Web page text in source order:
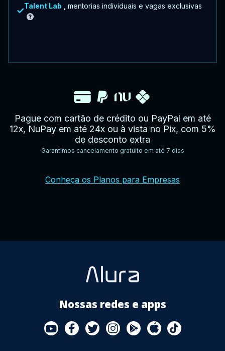
Talent Lab
, mentorias individuais e vagas exclusivas
Pague com cartão de crédito ou PayPal em até
12x, NuPay em até 24x ou à vista no Pix, com 5%
de desconto extra
Garantimos cancelamento gratuito em até 7 dias
Conheça os Planos para Empresas
Nossas redes e apps
Play